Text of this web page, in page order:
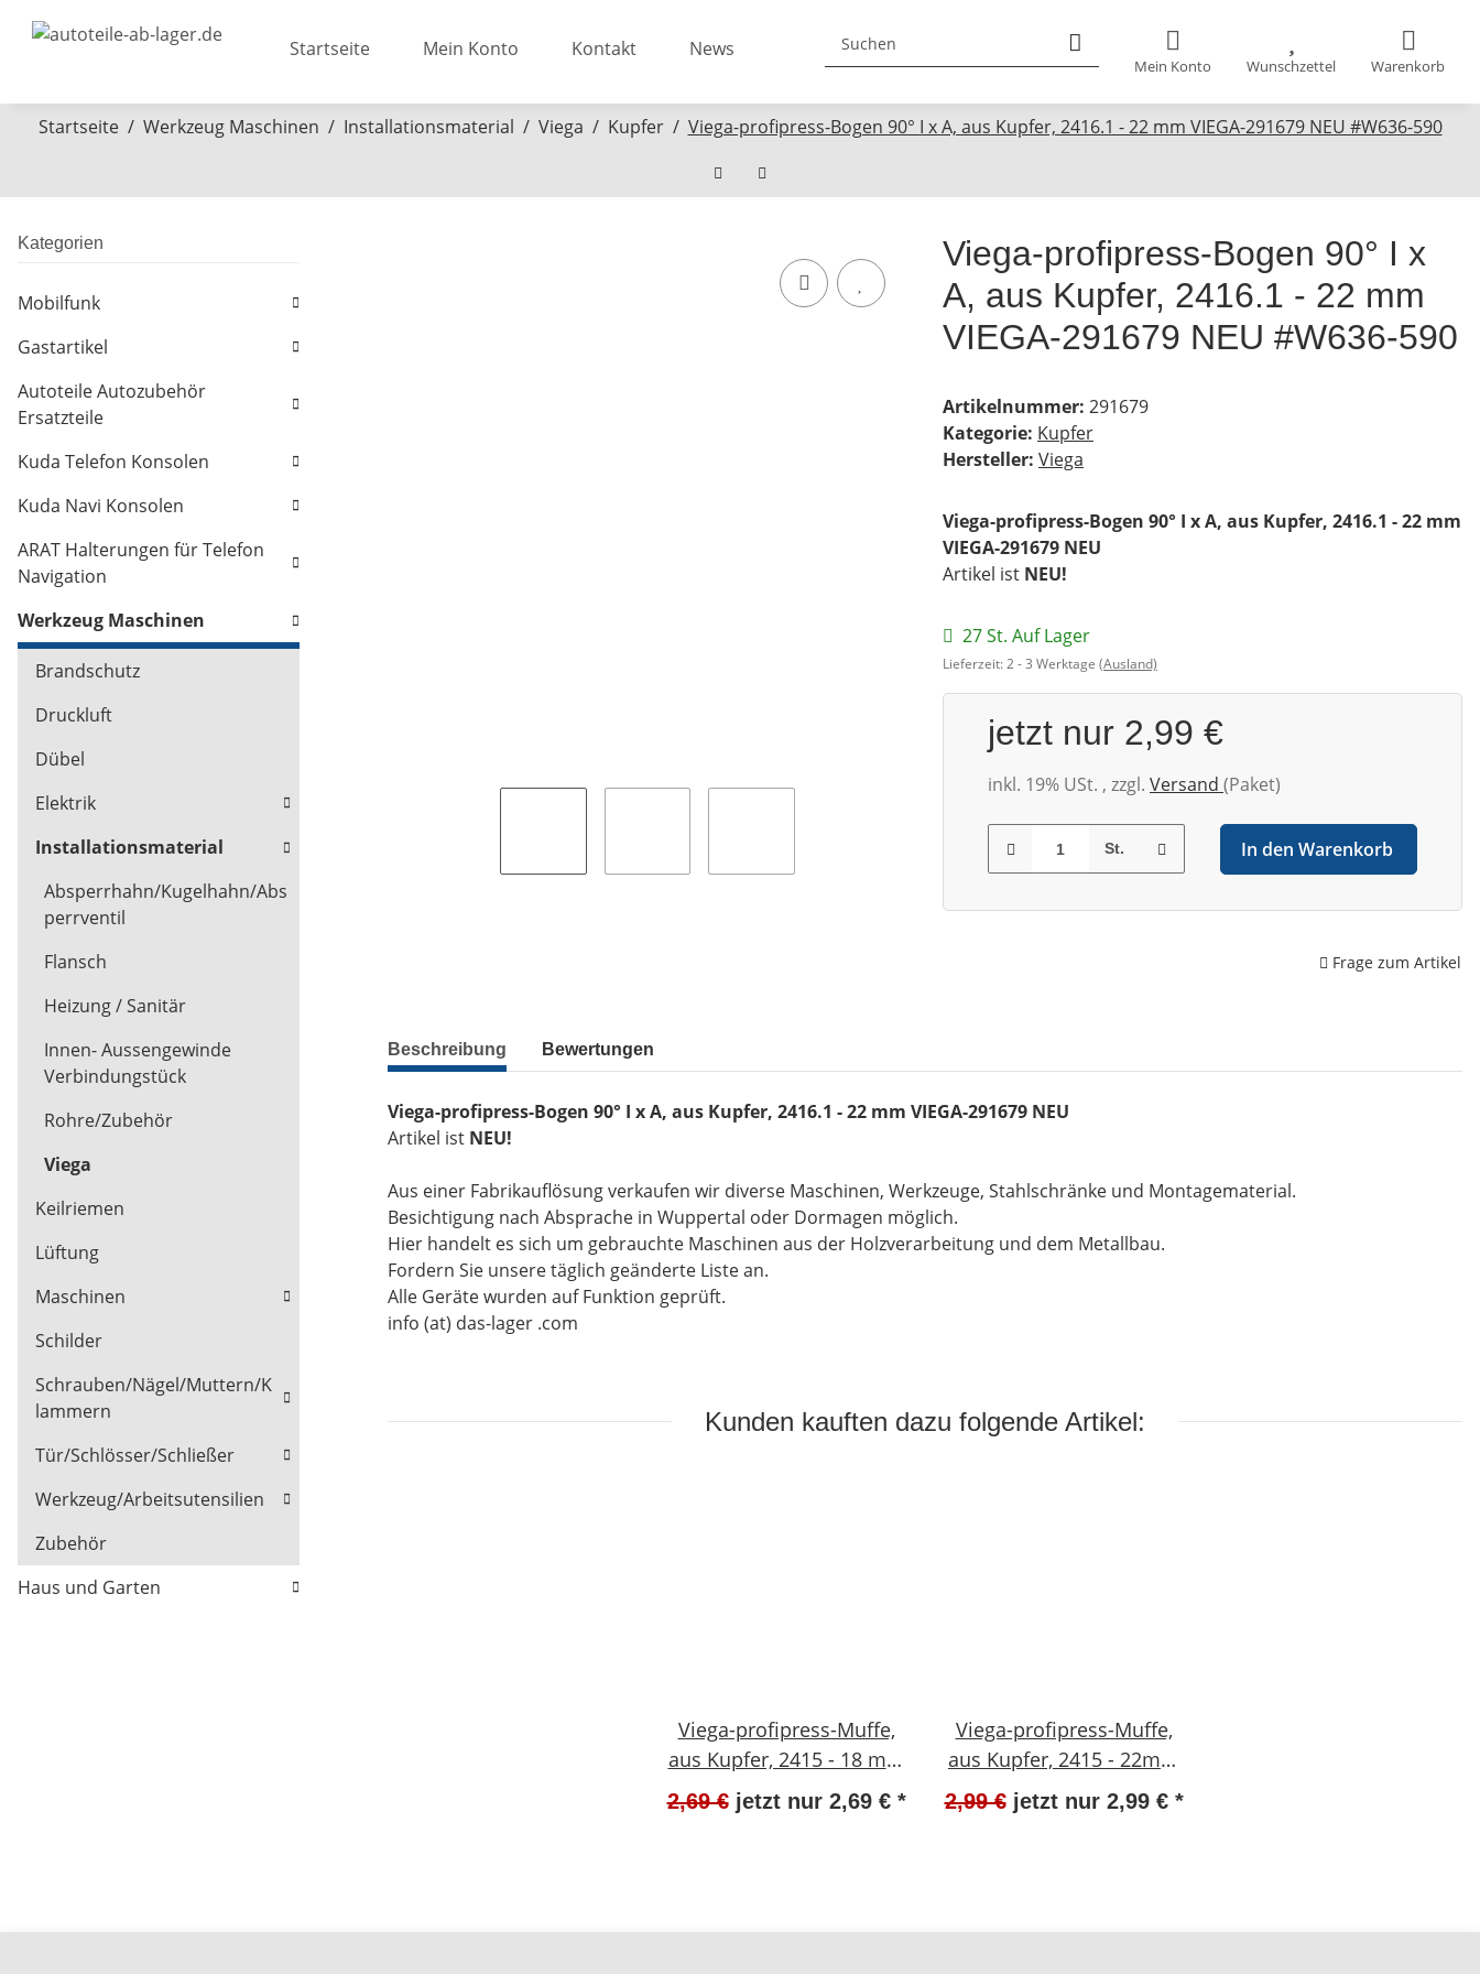
Mein Konto Wunschzettel Warenkorb
Startseite Mein Konto Kontakt News
Startseite Werkzeug Maschinen Installationsmaterial Viega Kupfer Viega-profipress-Bogen 90° I x A, aus Kupfer, 2416.1 - 22 mm VIEGA-291679 NEU #W636-590
Viega-profipress-Bogen 90° I x
A, aus Kupfer, 2416.1 - 22 mm
VIEGA-291679 NEU #W636-590
Artikelnummer: 291679
Kategorie: Kupfer
Hersteller: Viega
Viega-profipress-Bogen 90° I x A, aus Kupfer, 2416.1 - 22 mm
VIEGA-291679 NEU
Artikel ist NEU!
27 St. Auf Lager
Lieferzeit:2 - 3 Werktage (Ausland)
jetzt nur 2,99 €
inkl. 19% USt. , zzgl. Versand (Paket)
St. In den Warenkorb
Frage zum Artikel
Beschreibung Bewertungen
Viega-profipress-Bogen 90° I x A, aus Kupfer, 2416.1 - 22 mm VIEGA-291679 NEU
Artikel ist NEU!
Aus einer Fabrikauflösung verkaufen wir diverse Maschinen, Werkzeuge, Stahlschränke und Montagematerial.
Besichtigung nach Absprache in Wuppertal oder Dormagen möglich.
Hier handelt es sich um gebrauchte Maschinen aus der Holzverarbeitung und dem Metallbau.
Fordern Sie unsere täglich geänderte Liste an.
Alle Geräte wurden auf Funktion geprüft.
info (at) das-lager .com
Kunden kauften dazu folgende Artikel:
Viega-profipress-Muffe,
aus Kupfer, 2415 - 18 mm
VIEGA-292744 #W633-
2,69 € jetzt nur 2,69 € *
Viega-profipress-Muffe,
aus Kupfer, 2415 - 22mm
VIEGA-292683 NEU
#W639-591
2,99 € jetzt nur 2,99 € *
Kategorien
Mobilfunk
Gastartikel
Autoteile Autozubehör
Ersatzteile
Kuda Telefon Konsolen
Kuda Navi Konsolen
ARAT Halterungen für Telefon
Navigation
Werkzeug Maschinen
Brandschutz
Druckluft
Dübel
Elektrik
Installationsmaterial
Absperrhahn/Kugelhahn/Abs
perrventil
Flansch
Heizung / Sanitär
Innen- Aussengewinde
Verbindungstück
Rohre/Zubehör
Viega
Keilriemen
Lüftung
Maschinen
Schilder
Schrauben/Nägel/Muttern/K
lammern
Tür/Schlösser/Schließer
Werkzeug/Arbeitsutensilien
Zubehör
Haus und Garten